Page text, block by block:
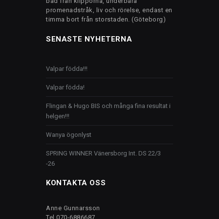
promenadstråk, liv och rörelse, endast en
timma bort från storstaden. (Göteborg)
SENASTE NYHETERNA
Valpar födda!!!
Valpar födda!
Flingan & Hugo BIS och många fina resultat i
helgen!!!
Wanya ögonlyst
SPRING WINNER Vänersborg Int. DS 22/3
-26
KONTAKTA OSS
Anne Gunnarsson
Tel 070-6886687